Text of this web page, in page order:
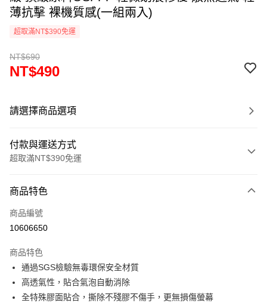
薄抗擊 裸機質感(一組兩入)
超取滿NT$390免運
NT$690
NT$490
請選擇商品選項
付款與運送方式
超取滿NT$390免運
信用卡一次付款
超商取貨付款
Apple Pay
街口支付
商品特色
商品編號
10606650
商品特色
通過SGS檢驗無毒環保安全材質
高透氣性，貼合氣泡自動消除
全特殊膠面貼合，撕除不殘膠不傷手，更無損傷螢幕